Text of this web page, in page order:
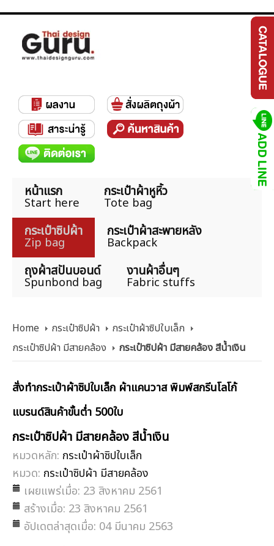
หน้าแรก
Start here
กระเป๋าผ้าหูหิ้ว
Tote bag
กระเป๋าซิปผ้า
Zip bag
กระเป๋าผ้าสะพายหลัง
Backpack
ถุงผ้าสปันบอนด์
Spunbond bag
งานผ้าอื่นๆ
Fabric stuffs
Home กระเป๋าซิปผ้า
กระเป๋าผ้าซิปใบเล็ก
กระเป๋าซิปผ้า มีสายคล้อง
กระเป๋าซิปผ้า มีสายคล้อง สีน้ำเงิน
สั่งทำกระเป๋าผ้าซิปใบเล็ก ผ้าแคนวาส พิมพ์สกรีนโลโก้
แบรนด์สินค้าขั้นต่ำ 500ใบ
กระเป๋าซิปผ้า มีสายคล้อง สีน้ำเงิน
หมวดหลัก: กระเป๋าผ้าซิปใบเล็ก
หมวด: กระเป๋าซิปผ้า มีสายคล้อง
เผยแพร่เมื่อ: 23 สิงหาคม 2561
สร้างเมื่อ: 23 สิงหาคม 2561
อัปเดตล่าสุดเมื่อ: 04 มีนาคม 2563